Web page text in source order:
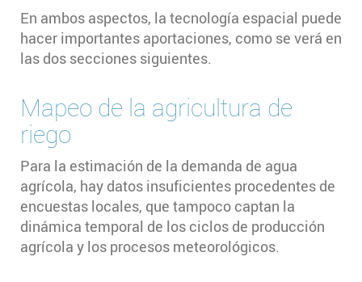
En ambos aspectos, la tecnología espacial puede
hacer importantes aportaciones, como se verá en
las dos secciones siguientes.
Mapeo de la agricultura de
riego
Para la estimación de la demanda de agua
agrícola, hay datos insuficientes procedentes de
encuestas locales, que tampoco captan la
dinámica temporal de los ciclos de producción
agrícola y los procesos meteorológicos.